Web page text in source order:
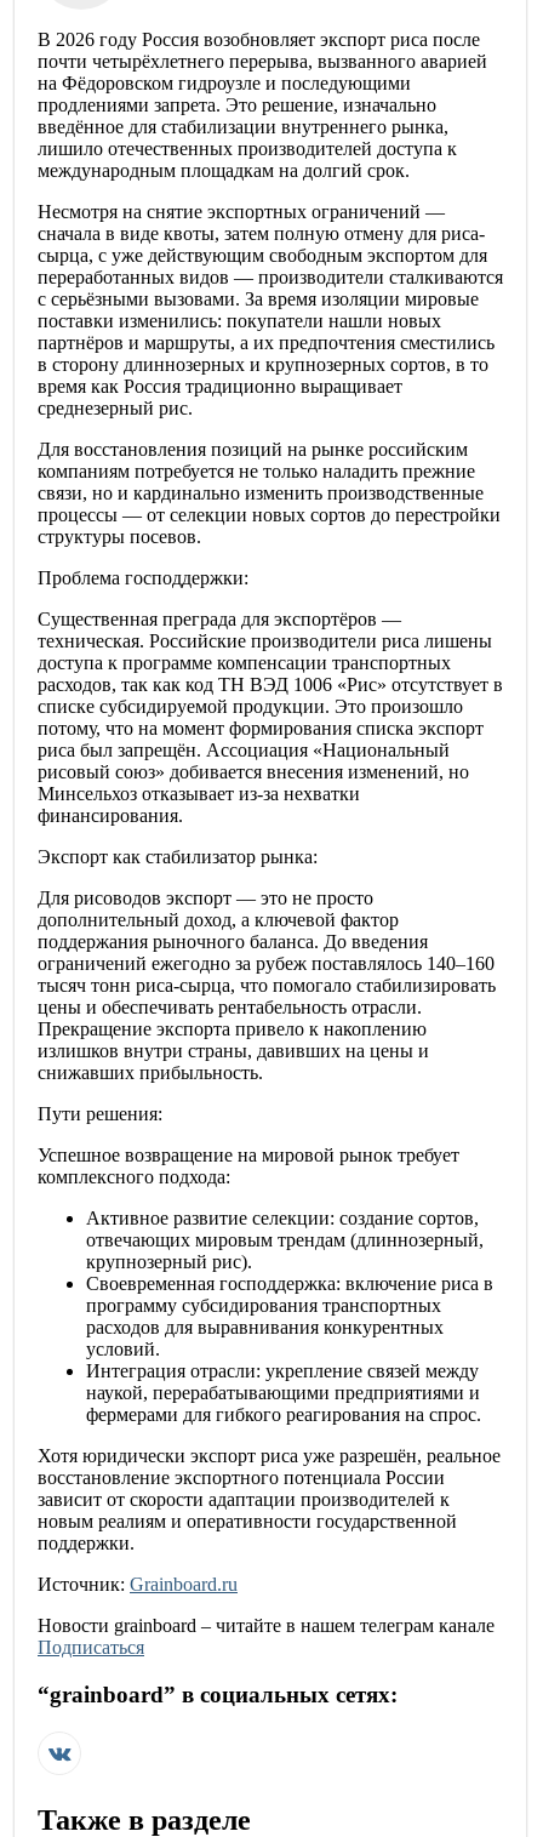
В 2026 году Россия возобновляет экспорт риса после
почти четырёхлетнего перерыва, вызванного аварией
на Фёдоровском гидроузле и последующими
продлениями запрета. Это решение, изначально
введённое для стабилизации внутреннего рынка,
лишило отечественных производителей доступа к
международным площадкам на долгий срок.
Несмотря на снятие экспортных ограничений —
сначала в виде квоты, затем полную отмену для риса-
сырца, с уже действующим свободным экспортом для
переработанных видов — производители сталкиваются
с серьёзными вызовами. За время изоляции мировые
поставки изменились: покупатели нашли новых
партнёров и маршруты, а их предпочтения сместились
в сторону длиннозерных и крупнозерных сортов, в то
время как Россия традиционно выращивает
среднезерный рис.
Для восстановления позиций на рынке российским
компаниям потребуется не только наладить прежние
связи, но и кардинально изменить производственные
процессы — от селекции новых сортов до перестройки
структуры посевов.
Проблема господдержки:
Существенная преграда для экспортёров —
техническая. Российские производители риса лишены
доступа к программе компенсации транспортных
расходов, так как код ТН ВЭД 1006 «Рис» отсутствует в
списке субсидируемой продукции. Это произошло
потому, что на момент формирования списка экспорт
риса был запрещён. Ассоциация «Национальный
рисовый союз» добивается внесения изменений, но
Минсельхоз отказывает из-за нехватки
финансирования.
Экспорт как стабилизатор рынка:
Для рисоводов экспорт — это не просто
дополнительный доход, а ключевой фактор
поддержания рыночного баланса. До введения
ограничений ежегодно за рубеж поставлялось 140–160
тысяч тонн риса-сырца, что помогало стабилизировать
цены и обеспечивать рентабельность отрасли.
Прекращение экспорта привело к накоплению
излишков внутри страны, давивших на цены и
снижавших прибыльность.
Пути решения:
Успешное возвращение на мировой рынок требует
комплексного подхода:
Активное развитие селекции: создание сортов,
отвечающих мировым трендам (длиннозерный,
крупнозерный рис).
Своевременная господдержка: включение риса в
программу субсидирования транспортных
расходов для выравнивания конкурентных
условий.
Интеграция отрасли: укрепление связей между
наукой, перерабатывающими предприятиями и
фермерами для гибкого реагирования на спрос.
Хотя юридически экспорт риса уже разрешён, реальное
восстановление экспортного потенциала России
зависит от скорости адаптации производителей к
новым реалиям и оперативности государственной
поддержки.
Источник: Grainboard.ru
Новости grainboard – читайте в нашем телеграм канале
Подписаться
“grainboard” в социальных сетях:
Также в разделе